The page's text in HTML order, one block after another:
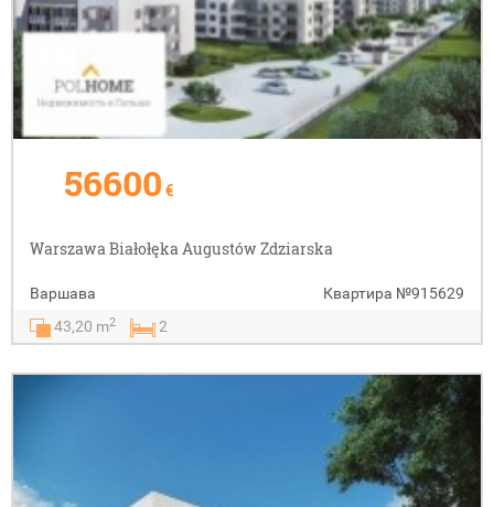
56600 €
Warszawa Białołęka Augustów Zdziarska
Варшава Квартира №915629
43,20 m2 2